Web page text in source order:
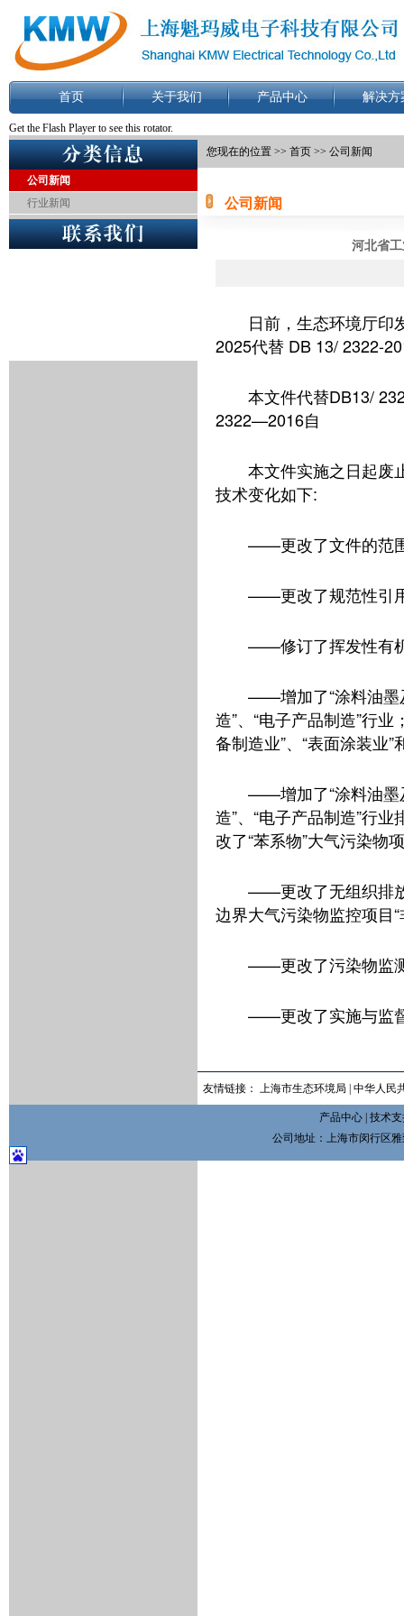
首页 关于我们 产品中心 解决方
Get the Flash Player to see this rotator.
公司新闻
行业新闻
您现在的位置 >> 首页 >> 公司新闻
公司新闻
河北省
日前，生态环境厅印
2025代替 DB 13/ 2322-
本文件代替DB13/
2322—2016自
本文件实施之日起废
技术变化如下:
——更改了文件的范
——更改了规范性引
——修订了挥发性有
——增加了“涂料油墨
造”、“电子产品制造”行
备制造业”、“表面涂装业”
——增加了“涂料油墨
造”、“电子产品制造”行
改了“苯系物”大气污染物
——更改了无组织排
边界大气污染物监控项目
——更改了污染物监
——更改了实施与监
友情链接： 上海市生态环境局 中华人民
产品中心 技术
公司地址：上海市闵行区